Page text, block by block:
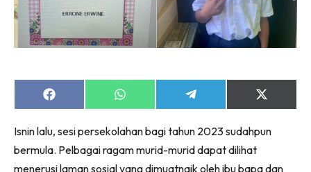
Share
on
Share
on
Share
on
Share
on
(Twitter)
Isnin lalu, sesi persekolahan bagi tahun 2023 sudahpun
bermula. Pelbagai ragam murid-murid dapat dilihat
menerusi laman sosial yang dimuatnaik oleh ibu bapa dan